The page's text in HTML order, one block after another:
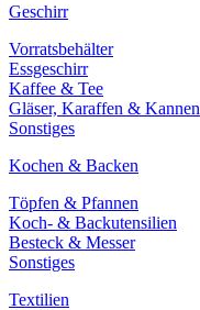
Geschirr
Vorratsbehälter
Essgeschirr
Kaffee & Tee
Gläser, Karaffen & Kannen
Sonstiges
Kochen & Backen
Töpfen & Pfannen
Koch- & Backutensilien
Besteck & Messer
Sonstiges
Textilien